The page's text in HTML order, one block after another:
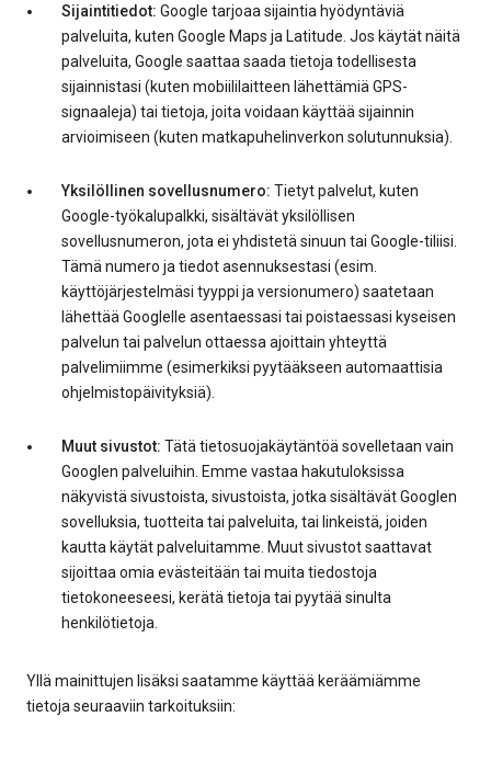
Sijaintitiedot: Google tarjoaa sijaintia hyödyntäviä
palveluita, kuten Google Maps ja Latitude. Jos käytät näitä
palveluita, Google saattaa saada tietoja todellisesta
sijainnistasi (kuten mobiililaitteen lähettämiä GPS-
signaaleja) tai tietoja, joita voidaan käyttää sijainnin
arvioimiseen (kuten matkapuhelinverkon solutunnuksia).
Yksilöllinen sovellusnumero: Tietyt palvelut, kuten
Google-työkalupalkki, sisältävät yksilöllisen
sovellusnumeron, jota ei yhdistetä sinuun tai Google-tiliisi.
Tämä numero ja tiedot asennuksestasi (esim.
käyttöjärjestelmäsi tyyppi ja versionumero) saatetaan
lähettää Googlelle asentaessasi tai poistaessasi kyseisen
palvelun tai palvelun ottaessa ajoittain yhteyttä
palvelimiimme (esimerkiksi pyytääkseen automaattisia
ohjelmistopäivityksiä).
Muut sivustot: Tätä tietosuojakäytäntöä sovelletaan vain
Googlen palveluihin. Emme vastaa hakutuloksissa
näkyvistä sivustoista, sivustoista, jotka sisältävät Googlen
sovelluksia, tuotteita tai palveluita, tai linkeistä, joiden
kautta käytät palveluitamme. Muut sivustot saattavat
sijoittaa omia evästeitään tai muita tiedostoja
tietokoneeseesi, kerätä tietoja tai pyytää sinulta
henkilötietoja.
Yllä mainittujen lisäksi saatamme käyttää keräämiämme
tietoja seuraaviin tarkoituksiin: